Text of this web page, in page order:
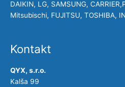
DAIKIN, LG, SAMSUNG,
Mitsubischi, FUJITSU, TOSHIBA,
Kontakt
QYX, s.r.o.
Kalša 99